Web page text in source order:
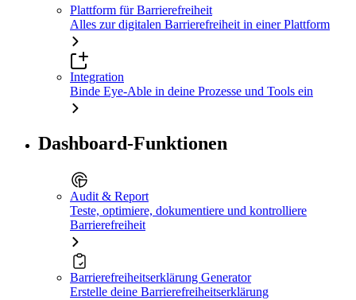
Plattform für Barrierefreiheit
Alles zur digitalen Barrierefreiheit in einer Plattform
Integration
Binde Eye-Able in deine Prozesse und Tools ein
Dashboard-Funktionen
Audit & Report
Teste, optimiere, dokumentiere und kontrolliere
Barrierefreiheit
Barrierefreiheitserklärung Generator
Erstelle deine Barrierefreiheitserklärung